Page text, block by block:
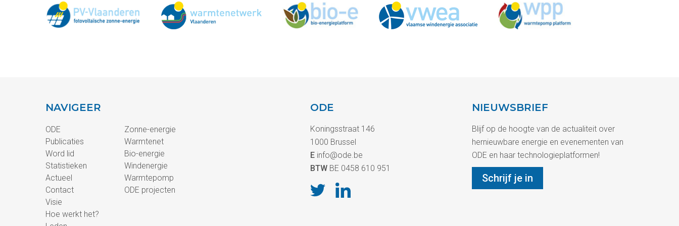
NAVIGEER
ODE
Publicaties
Word lid
Statistieken
Actueel
Contact
Visie
Hoe werkt het?
Zonne-energie
Warmtenet
Bio-energie
Windenergie
Warmtepomp
ODE projecten
ODE
Koningsstraat 146
1000 Brussel
Einfo@ode.be
BTW BE 0458 610 951
NIEUWSBRIEF
Blijf op de hoogte van de actualiteit over
hernieuwbare energie en evenementen van
ODE en haar technologieplatformen!
Schrijf je in